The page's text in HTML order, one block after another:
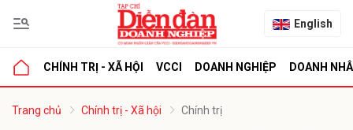
English
CHÍNH TRỊ - XÃ HỘI VCCI DOANH NGHIỆP DOANH
Trang chủ Chính trị - Xã hội Chính trị
luận